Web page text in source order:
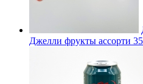
Джелли фрукты ассорти